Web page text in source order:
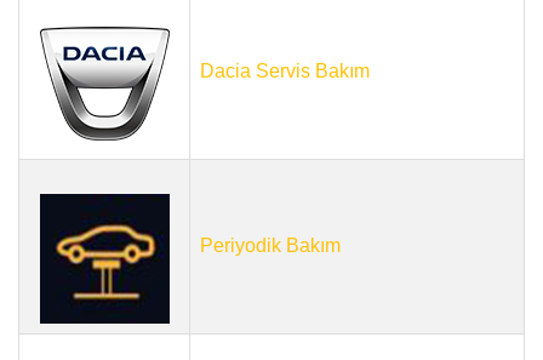
Dacia Servis Bakım
Periyodik Bakım